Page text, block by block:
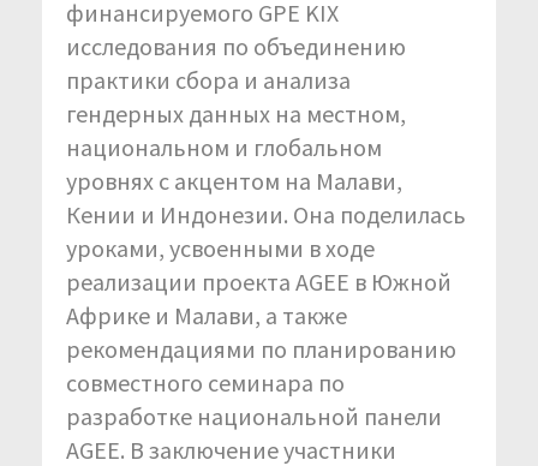
финансируемого GPE KIX
исследования по объединению
практики сбора и анализа
гендерных данных на местном,
национальном и глобальном
уровнях с акцентом на Малави,
Кении и Индонезии. Она поделилась
уроками, усвоенными в ходе
реализации проекта AGEE в Южной
Африке и Малави, а также
рекомендациями по планированию
совместного семинара по
разработке национальной панели
AGEE. В заключение участники